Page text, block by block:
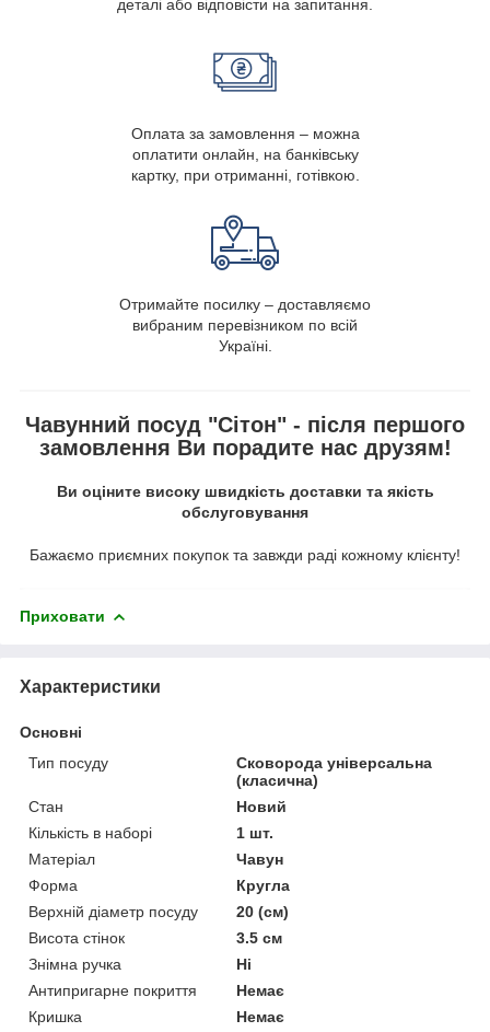
деталі або відповісти на запитання.
Оплата за замовлення – можна
оплатити онлайн, на банківську
картку, при отриманні, готівкою.
Отримайте посилку – доставляємо
вибраним перевізником по всій
Україні.
Чавунний посуд "Сітон" - після першого
замовлення Ви порадите нас друзям!
Ви оціните високу швидкість доставки та якість
обслуговування
Бажаємо приємних покупок та завжди раді кожному клієнту!
Приховати
Характеристики
Основні
Тип посуду
Сковорода універсальна
(класична)
Стан
Новий
Кількість в наборі
1 шт.
Матеріал
Чавун
Форма
Кругла
Верхній діаметр посуду
20 (см)
Висота стінок
3.5 см
Знімна ручка
Ні
Антипригарне покриття
Немає
Кришка
Немає